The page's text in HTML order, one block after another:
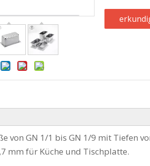
von GN 1/1 bis GN 1/9 mit Tiefen
mm für Küche und Tischplatte.